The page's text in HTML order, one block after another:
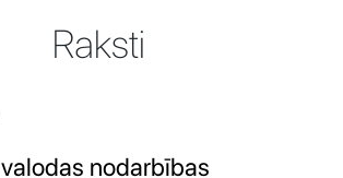
Raksti
nodarbības